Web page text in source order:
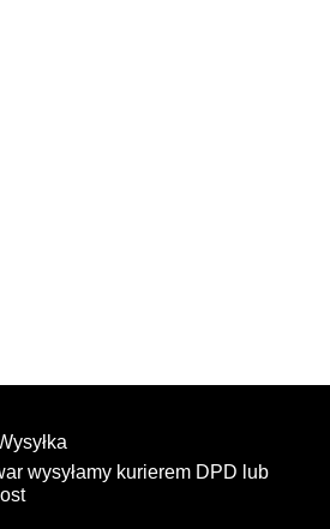
wysyłamy kurierem DPD lub